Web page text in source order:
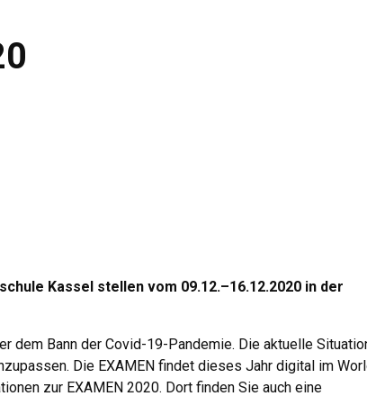
Kassel stellen vom 09.12.–16.12.2020 in der
dem Bann der Covid-19-Pandemie. Die aktuelle
Die EXAMEN findet dieses Jahr digital im
zur EXAMEN 2020. Dort finden Sie auch eine